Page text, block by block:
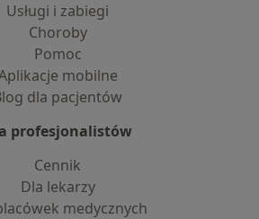
Usługi i zabiegi
Choroby
Pomoc
mobilne
dla pacjentów
profesjonalistów
Cennik
Dla lekarzy
medycznych